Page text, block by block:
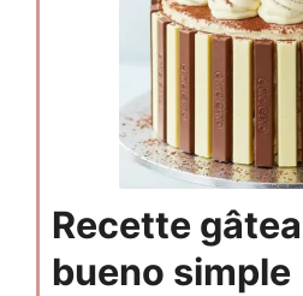
Recette
bueno simple